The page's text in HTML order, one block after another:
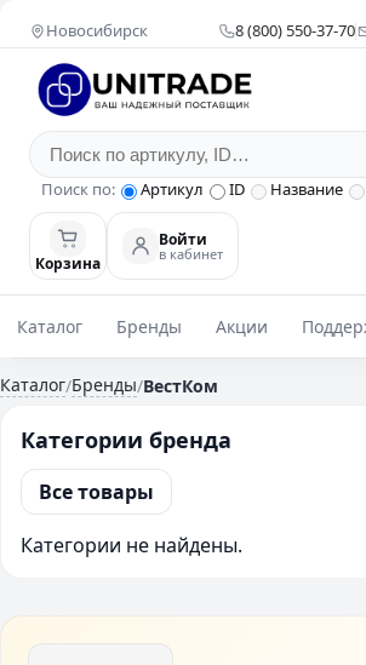
Новосибирск 8 (800) 550-37-70
Поиск по: Артикул ID Название
Корзина
Войти
в кабинет
Каталог Бренды Акции
Каталог/Бренды/ВестКом
Категории бренда
Все товары
Категории не найдены.